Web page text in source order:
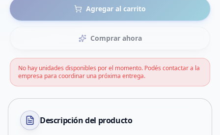
Agregar al carrito
Comprar ahora
No hay unidades disponibles por el momento. Podés contactar a la
empresa para coordinar una próxima entrega.
Descripción del producto